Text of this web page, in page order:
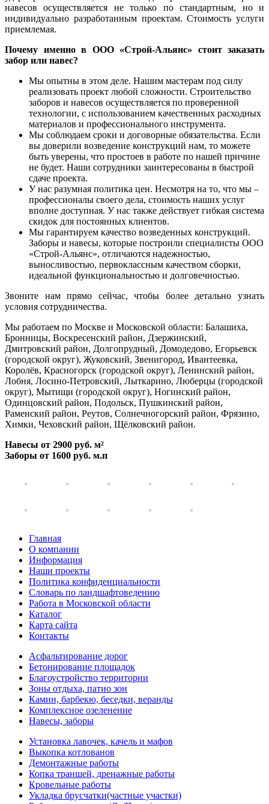
навесов осуществляется не только по стандартным, но и
индивидуально разработанным проектам. Стоимость услуги
приемлемая.
Почему именно в ООО «Строй-Альянс» стоит заказать
забор или навес?
Мы опытны в этом деле. Нашим мастерам под силу
реализовать проект любой сложности. Строительство
заборов и навесов осуществляется по проверенной
технологии, с использованием качественных расходных
материалов и профессионального инструмента.
Мы соблюдаем сроки и договорные обязательства. Если
вы доверили возведение конструкций нам, то можете
быть уверены, что простоев в работе по нашей причине
не будет. Наши сотрудники заинтересованы в быстрой
сдаче проекта.
У нас разумная политика цен. Несмотря на то, что мы –
профессионалы своего дела, стоимость наших услуг
вполне доступная. У нас также действует гибкая система
скидок для постоянных клиентов.
Мы гарантируем качество возведенных конструкций.
Заборы и навесы, которые построили специалисты ООО
«Строй-Альянс», отличаются надежностью,
выносливостью, первоклассным качеством сборки,
идеальной функциональностью и долговечностью.
Звоните нам прямо сейчас, чтобы более детально узнать
условия сотрудничества.
Мы работаем по Москве и Московской области: Балашиха,
Бронницы, Воскресенский район, Дзержинский,
Дмитровский район, Долгопрудный, Домодедово, Егорьевск
(городской округ), Жуковский, Звенигород, Ивантеевка,
Королёв, Красногорск (городской округ), Ленинский район,
Лобня, Лосино-Петровский, Лыткарино, Люберцы (городской
округ), Мытищи (городской округ), Ногинский район,
Одинцовский район, Подольск, Пушкинский район,
Раменский район, Реутов, Солнечногорский район, Фрязино,
Химки, Чеховский район, Щёлковский район.
Навесы от 2900 руб. м²
Заборы от 1600 руб. м.п
Главная
О компании
Информация
Наши проекты
Политика конфиденциальности
Словарь по ландшафтоведению
Работа в Московской области
Каталог
Карта сайта
Контакты
Асфальтирование дорог
Бетонирование площадок
Благоустройство территории
Зоны отдыха, патио зон
Камин, барбекю, беседки, веранды
Комплексное озеленение
Навесы, заборы
Установка лавочек, качель и мафов
Выкопка котлованов
Демонтажные работы
Копка траншей, дренажные работы
Кровельные работы
Укладка брусчатки(частные участки)